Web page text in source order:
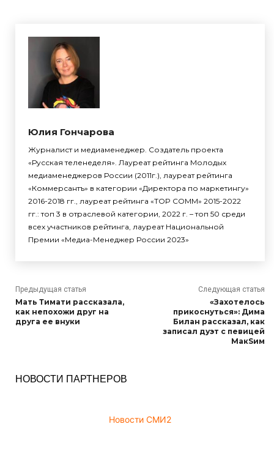
Юлия Гончарова
Журналист и медиаменеджер. Создатель проекта
«Русская теленеделя». Лауреат рейтинга Молодых
медиаменеджеров России (2011г.), лауреат рейтинга
«Коммерсантъ» в категории «Директора по маркетингу»
2016-2018 гг., лауреат рейтинга «TOP COMM» 2015-2022
гг.: топ 3 в отраслевой категории, 2022 г. – топ 50 среди
всех участников рейтинга, лауреат Национальной
Премии «Медиа-Менеджер России 2023»
Предыдущая статья
Мать Тимати рассказала,
как непохожи друг на
друга ее внуки
Следующая статья
«Захотелось
прикоснуться»: Дима
Билан рассказал, как
записал дуэт с певицей
MaкSим
НОВОСТИ ПАРТНЕРОВ
Новости СМИ2